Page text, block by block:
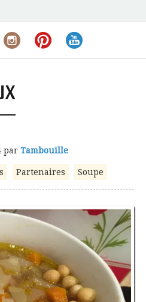
par Tambouille
Partenaires Soupe